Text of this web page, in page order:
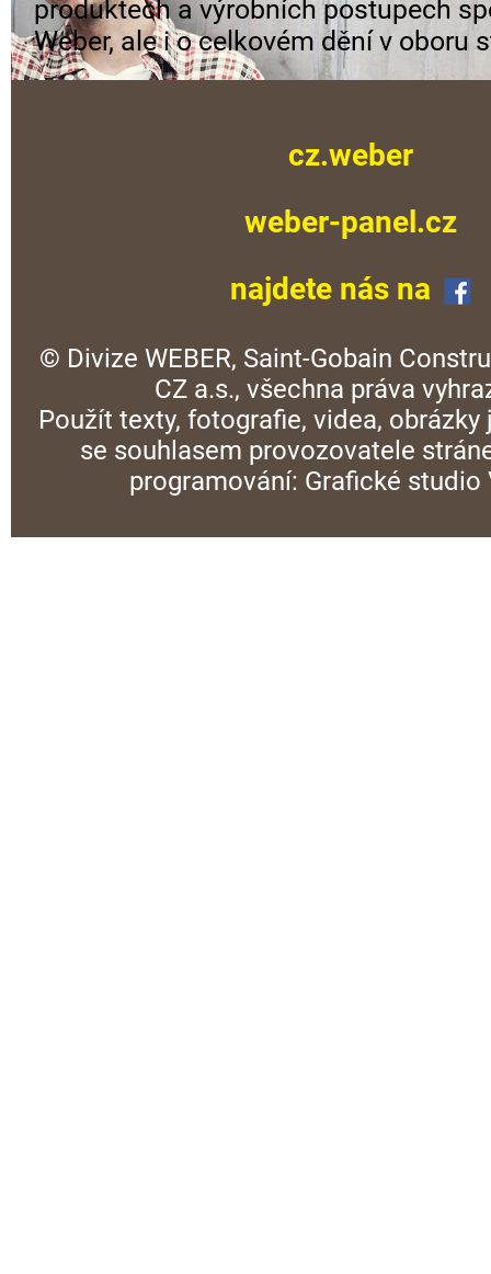
produktech a výrobních postupech
Weber, ale i o celkovém dění v oboru
cz.weber
weber-panel.cz
najdete nás na
© Divize WEBER, Saint-Gobain
CZ a.s., všechna práva
Použít texty, fotografie, videa, obrázky
se souhlasem provozovatele
programování: Grafické studio